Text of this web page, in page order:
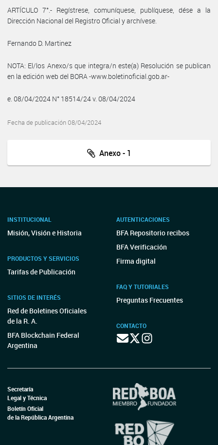
ARTÍCULO 7°.- Regístrese, comuníquese, publíquese, dése a la
Dirección Nacional del Registro Oficial y archívese.
Fernando D. Martinez
NOTA: El/los Anexo/s que integra/n este(a) Resolución se publican
en la edición web del BORA -www.boletinoficial.gob.ar-
e. 08/04/2024 N° 18514/24 v. 08/04/2024
Fecha de publicación 08/04/2024
Anexo - 1
INSTITUCIONAL
Misión, Visión e Historia
PRODUCTOS Y SERVICIOS
Tarifas de Publicación
SITIOS DE INTERÉS
Red de Boletines Oficiales
de la R. A.
BFA Blockchain Federal
Argentina
AUTENTICACIONES
BFA Repositorio recibos
BFA Verificación
Firma digital
FAQ Y TUTORIALES
Preguntas Frecuentes
CONTACTO
Secretaría
Legal y Técnica
Boletín Oficial
de la República Argentina